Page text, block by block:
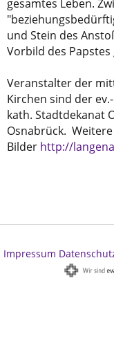
gesamtes Leben.
und Stein des
Vorbild des
Veranstalter der
Kirchen sind der
kath. Stadtdekanat
Osnabrück.
Bilder http://
Impressum